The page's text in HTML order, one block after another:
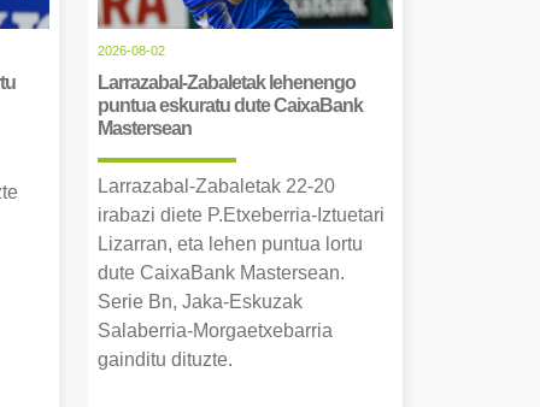
2026-08-02
Larrazabal-Zabaletak lehenengo
puntua eskuratu dute CaixaBank
Mastersean
Larrazabal-Zabaletak 22-20
irabazi diete P.Etxeberria-Iztuetari
Lizarran, eta lehen puntua lortu
dute CaixaBank Mastersean.
Serie Bn, Jaka-Eskuzak
Salaberria-Morgaetxebarria
gainditu dituzte.